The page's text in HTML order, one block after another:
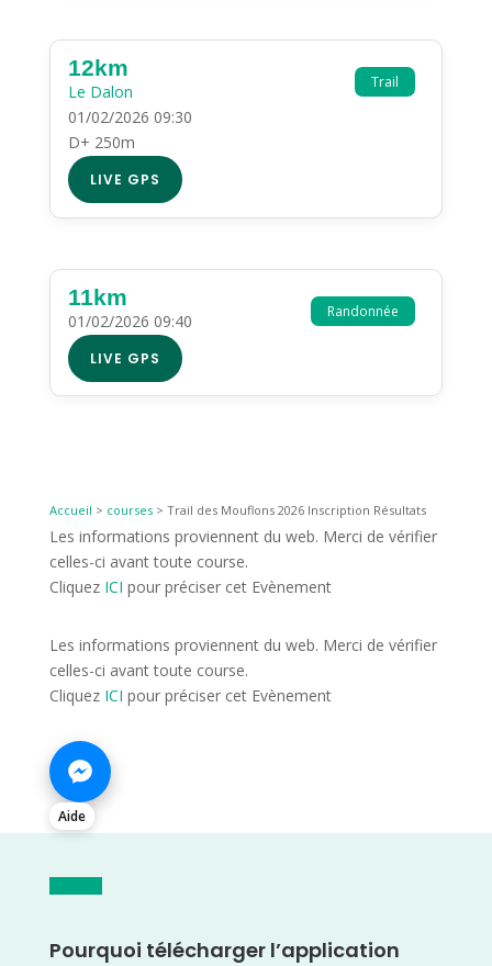
Trail
12km
Le Dalon
01/02/2026 09:30
D+ 250m
LIVE GPS
Randonnée
11km
01/02/2026 09:40
LIVE GPS
Accueil > courses> Trail des Mouflons 2026 Inscription Résultats
Les informations proviennent du web. Merci de vérifier
celles-ci avant toute course.
Cliquez ICI pour préciser cet Evènement
Les informations proviennent du web. Merci de vérifier
celles-ci avant toute course.
Cliquez ICI pour préciser cet Evènement
Aide
Pourquoi télécharger l’application